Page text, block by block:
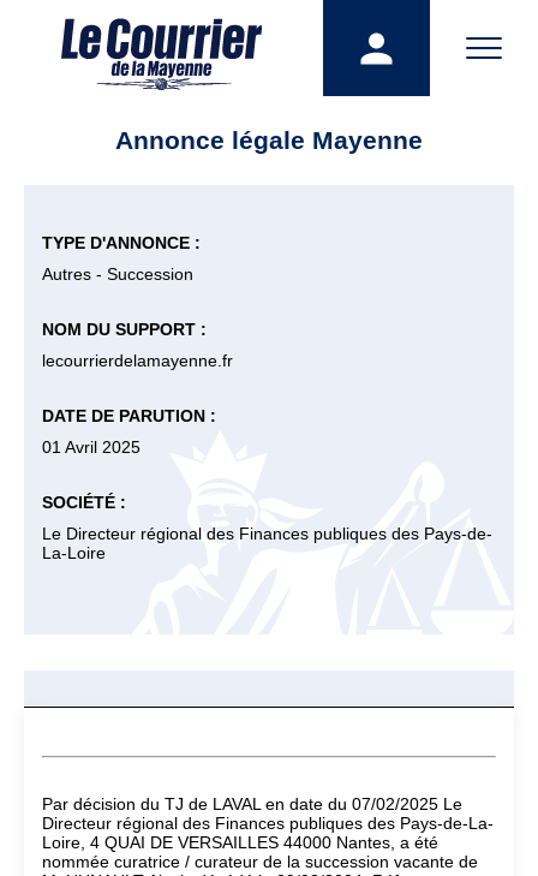
Annonce légale Mayenne
TYPE D'ANNONCE :
Autres - Succession
NOM DU SUPPORT :
lecourrierdelamayenne.fr
DATE DE PARUTION :
01 Avril 2025
SOCIÉTÉ :
Le Directeur régional des Finances publiques des Pays-de-
La-Loire
Par décision du TJ de LAVAL en date du 07/02/2025 Le
Directeur régional des Finances publiques des Pays-de-La-
Loire, 4 QUAI DE VERSAILLES 44000 Nantes, a été
nommée curatrice / curateur de la succession vacante de